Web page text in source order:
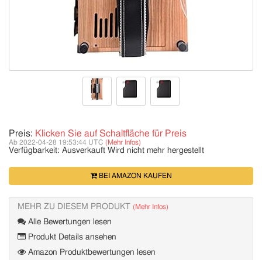
Preis: Klicken Sie auf Schaltfläche für Preis
Ab 2022-04-28 19:53:44 UTC (Mehr Infos)
Verfügbarkeit: Ausverkauft Wird nicht mehr hergestellt
BEI AMAZON KAUFEN
MEHR ZU DIESEM PRODUKT (Mehr Infos)
Alle Bewertungen lesen
Produkt Details ansehen
Amazon Produktbewertungen lesen